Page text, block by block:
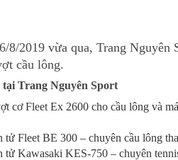
2019 vừa qua, Trang Nguyên
cầu lông.
tại Trang Nguyên Sport
cơ Fleet Ex 2600 cho cầu lông và
Fleet BE 300 – chuyên cầu lông
tử Kawasaki KES-750 – chuyên